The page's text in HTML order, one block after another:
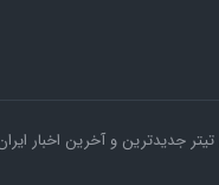
تیتر جدیدترین و آخرین اخبار